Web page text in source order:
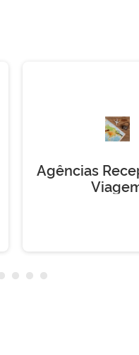
Agências